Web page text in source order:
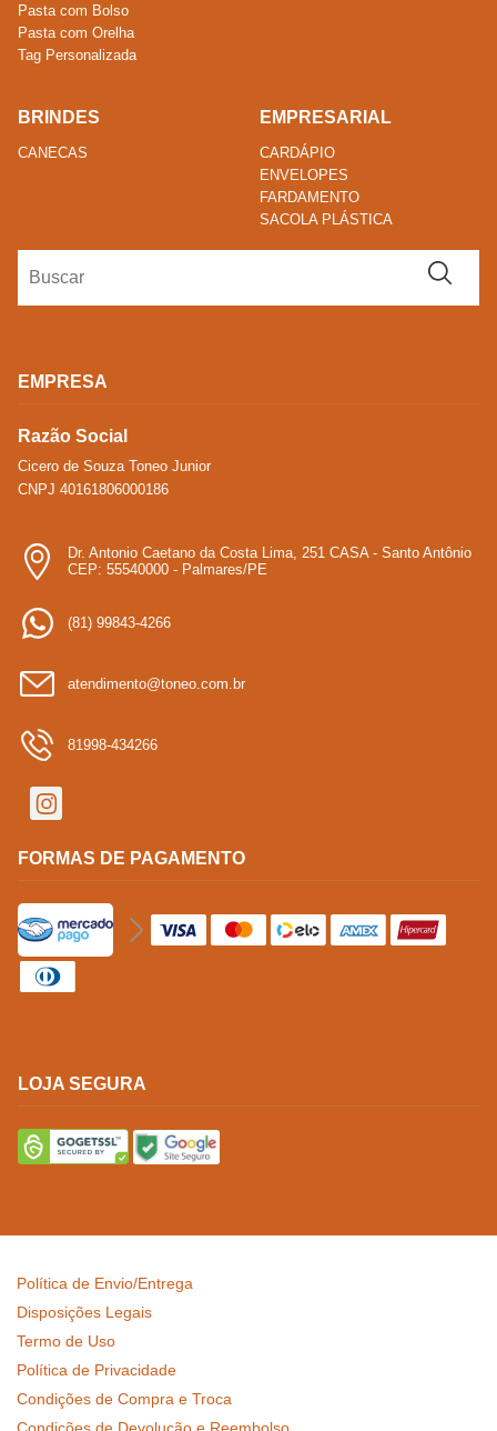
Pasta com Bolso
Pasta com Orelha
Tag Personalizada
BRINDES
CANECAS
EMPRESARIAL
CARDÁPIO
ENVELOPES
FARDAMENTO
SACOLA PLÁSTICA
EMPRESA
Razão Social
Cicero de Souza Toneo Junior
CNPJ 40161806000186
Dr. Antonio Caetano da Costa Lima, 251 CASA - Santo Antônio
CEP: 55540000 - Palmares/PE
(81) 99843-4266
atendimento@toneo.com.br
81998-434266
FORMAS DE PAGAMENTO
LOJA SEGURA
Política de Envio/Entrega
Disposições Legais
Termo de Uso
Política de Privacidade
Condições de Compra e Troca